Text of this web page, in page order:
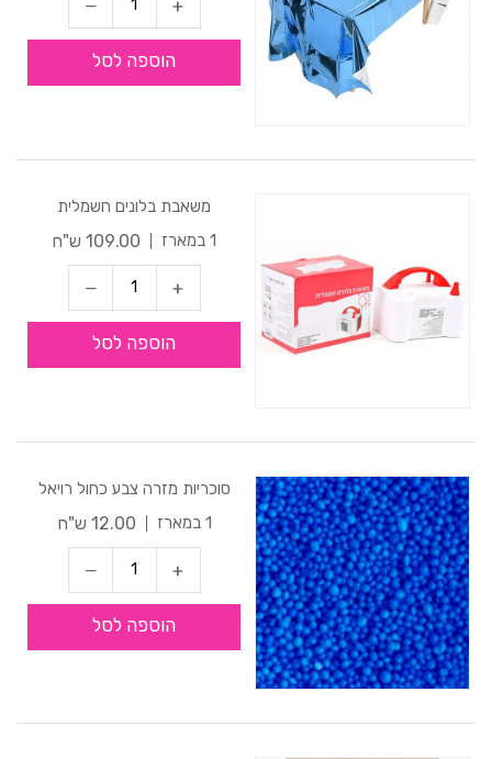
הוספה לסל
משאבת בלונים חשמלית
1 במארז
109.00 ש"ח
הוספה לסל
סוכריות מזרה צבע כחול רויאל
1 במארז
12.00 ש"ח
הוספה לסל